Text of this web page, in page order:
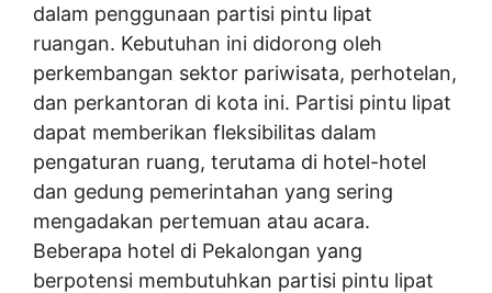
dalam penggunaan partisi pintu lipat
ruangan. Kebutuhan ini didorong oleh
perkembangan sektor pariwisata, perhotelan,
dan perkantoran di kota ini. Partisi pintu lipat
dapat memberikan fleksibilitas dalam
pengaturan ruang, terutama di hotel-hotel
dan gedung pemerintahan yang sering
mengadakan pertemuan atau acara.
Beberapa hotel di Pekalongan yang
berpotensi membutuhkan partisi pintu lipat